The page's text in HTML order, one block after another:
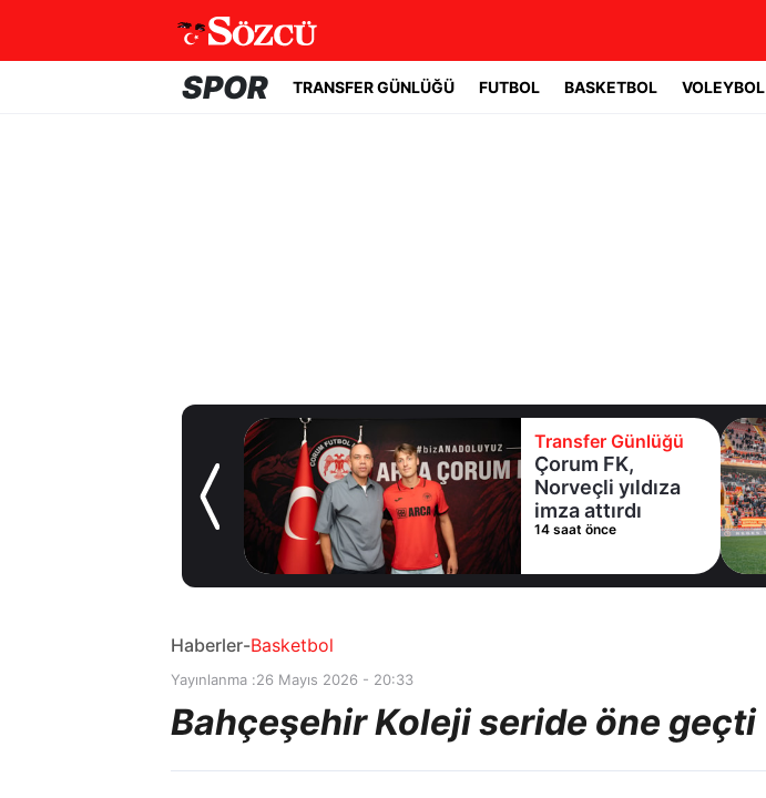
SPOR TRANSFER GÜNLÜĞÜ FUTBOL BASKETBOL VOLEYBOL
rotayı İngiltere’ye
Transfer Günlüğü
Çorum FK,
Norveçli yıldıza
imza attırdı
14 saat önce
Haberler-Basketbol
Yayınlanma :26 Mayıs 2026 - 20:33
Bahçeşehir Koleji seride öne geçti